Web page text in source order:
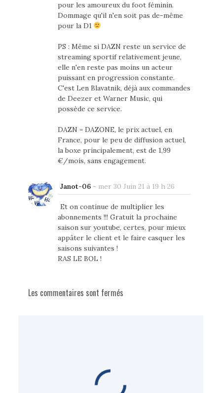
pour les amoureux du foot féminin.
Dommage qu'il n'en soit pas de-même
pour la D1
PS : Même si DAZN reste un service de
streaming sportif relativement jeune,
elle n'en reste pas moins un acteur
puissant en progression constante.
C'est Len Blavatnik, déjà aux commandes
de Deezer et Warner Music, qui
possède ce service.
DAZN = DAZONE, le prix actuel, en
France, pour le peu de diffusion actuel,
la boxe principalement, est de 1,99
€/mois, sans engagement.
Janot-06- mer 30 Juin 21 à 19 h 26
Et on continue de multiplier les
abonnements !!! Gratuit la prochaine
saison sur youtube, certes, pour mieux
appâter le client et le faire casquer les
saisons suivantes !
RAS LE BOL !
Les commentaires sont fermés